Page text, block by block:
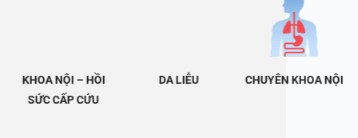
KHOA NỘI – HỒI
SỨC CẤP CỨU
DA LIỄU CHUYÊN KHOA NỘI